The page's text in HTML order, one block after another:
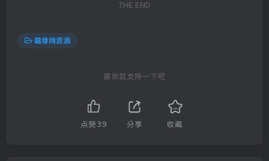
THE END
福缘网资源
喜欢就支持一下吧
点赞 39 分享 收藏